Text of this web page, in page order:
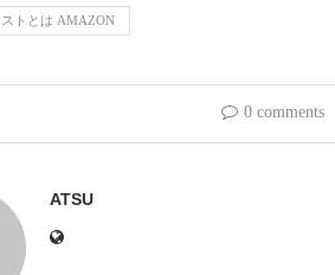
トとは AMAZON
0 comments
ATSU